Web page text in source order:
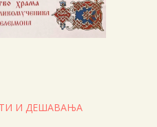
И ДЕШАВАЊА